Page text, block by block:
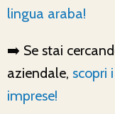
lingua araba!
➡️ Se stai
aziendale, scopri
imprese!